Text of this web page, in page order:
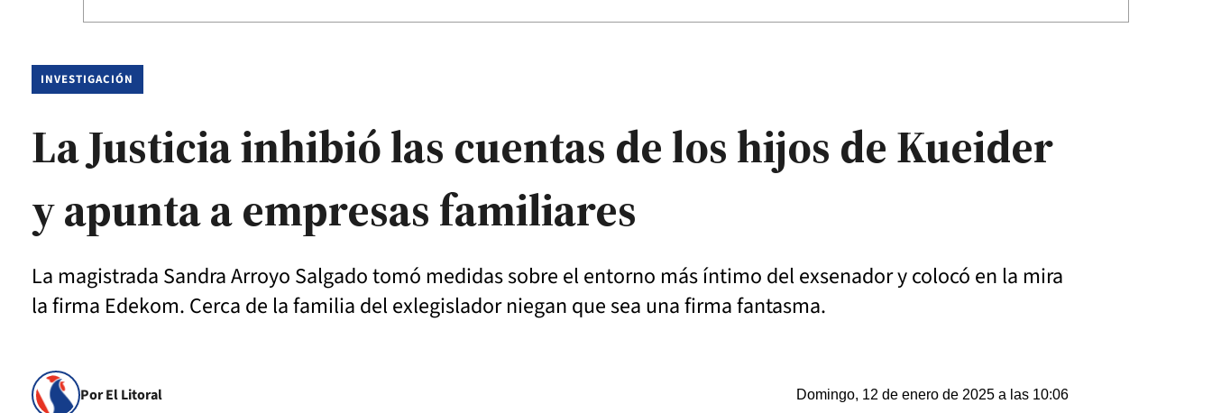
INVESTIGACIÓN
La Justicia inhibió las cuentas de los hijos de Kueider
y apunta a empresas familiares
La magistrada Sandra Arroyo Salgado tomó medidas sobre el entorno más íntimo del exsenador y colocó en la mira
la firma Edekom. Cerca de la familia del exlegislador niegan que sea una firma fantasma.
Por El Litoral Domingo, 12 de enero de 2025 a las 10:06